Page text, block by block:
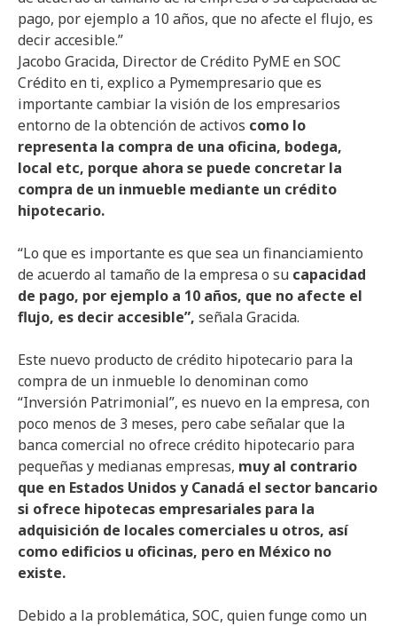
pago, por ejemplo a 10 años, que no afecte el flujo, es
decir accesible.”
Jacobo Gracida, Director de Crédito PyME en SOC
Crédito en ti, explico a Pymempresario que es
importante cambiar la visión de los empresarios
entorno de la obtención de activos como lo
representa la compra de una oficina, bodega,
local etc, porque ahora se puede concretar la
compra de un inmueble mediante un crédito
hipotecario.
“Lo que es importante es que sea un financiamiento
de acuerdo al tamaño de la empresa o su capacidad
de pago, por ejemplo a 10 años, que no afecte el
flujo, es decir accesible”, señala Gracida.
Este nuevo producto de crédito hipotecario para la
compra de un inmueble lo denominan como
“Inversión Patrimonial”, es nuevo en la empresa, con
poco menos de 3 meses, pero cabe señalar que la
banca comercial no ofrece crédito hipotecario para
pequeñas y medianas empresas, muy al contrario
que en Estados Unidos y Canadá el sector bancario
si ofrece hipotecas empresariales para la
adquisición de locales comerciales u otros, así
como edificios u oficinas, pero en México no
existe.
Debido a la problemática, SOC, quien funge como un